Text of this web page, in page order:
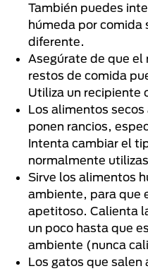
También puedes
húmeda por comida
diferente.
Asegúrate de que
restos de comida
Utiliza un recipiente
Los alimentos
ponen rancios,
Intenta cambiar el
normalmente
Sirve los alimentos
ambiente, para que
apetitoso. Calienta
un poco hasta que
ambiente (nunca
Los gatos que salen